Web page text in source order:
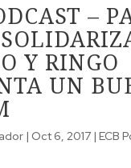
–
Y RINGO
UN
| Oct 6, 2017| ECB